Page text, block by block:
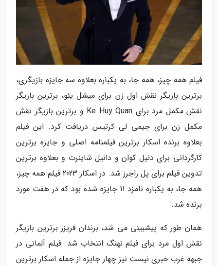
فیلم همه چیز، همه جا، به یکباره بعلاوه سه جایزه بازیگری،
برترین بازیگر نقش اول زن برای میشل یئو، برترین بازیگر
نقش مکمل مرد برای Ke Huy Quan و برترین بازیگر نقش
مکمل زن برای جیمی لی کرتیس دریافت کرد. این فیلم
بعلاوه برنده اسکار برترین فیلمنامه اصلی و جایزه برترین
کارگردانی برای دنیل کوان و دانیل شاینرت و بعلاوه برترین
تدوین فیلم برای پل راجرز شد. در اسکار 2023 فیلم همه چیز،
همه جا، به یکباره نامزد 11 جایزه شده بود که در هفت مورد
برنده شد.
همان طور که پیشبینی می شد، برندان فریزر برترین بازیگر
نقش اول مرد برای فیلم نهنگ انتخاب شد. فیلم آلمانی در
جبهه غرب خبری نیست نیز چهار جایزه از جمله اسکار برترین